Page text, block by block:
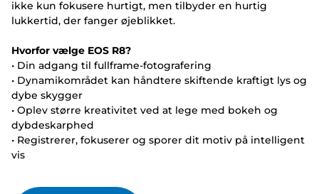
ikke kun fokusere hurtigt, men tilbyder en hurtig
lukkertid, der fanger øjeblikket.
Hvorfor vælge EOS R8?
• Din adgang til fullframe-fotografering
• Dynamikområdet kan håndtere skiftende kraftigt lys og
dybe skygger
• Oplev større kreativitet ved at lege med bokeh og
dybdeskarphed
• Registrerer, fokuserer og sporer dit motiv på intelligent
vis